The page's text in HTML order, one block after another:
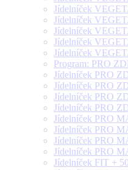
Jídelníček
Jídelníček
Jídelníček
Jídelníček
Jídelníček
Program: PRO
Jídelníček PRO
Jídelníček PRO
Jídelníček PRO
Jídelníček PRO
Jídelníček PRO
Jídelníček PRO
Jídelníček PRO
Jídelníček PRO
Jídelníček FIT +